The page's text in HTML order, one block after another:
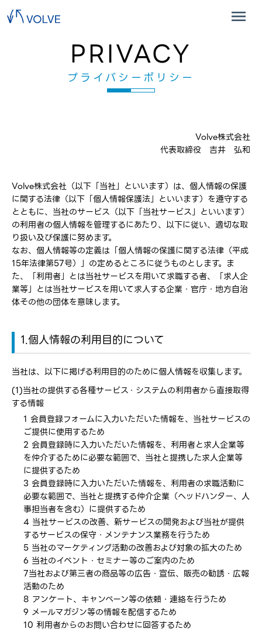
PRIVACY
プライバシーポリシー
Volve株式会社
代表取締役 吉井 弘和
Volve株式会社（以下「当社」といいます）は、個人情報の保護
に関する法律（以下「個人情報保護法」といいます）を遵守する
とともに、当社のサービス（以下「当社サービス」といいます）
の利用者の個人情報を管理するにあたり、以下に従い、適切な取
り扱い及び保護に努めます。
なお、個人情報等の定義は「個人情報の保護に関する法律（平成
15年法律第57号）」の定めるところに従うものとします。ま
た、「利用者」とは当社サービスを用いて求職する者、「求人企
業等」とは当社サービスを用いて求人する企業・官庁・地方自治
体その他の団体を意味します。
1.個人情報の利用目的について
当社は、以下に掲げる利用目的のために個人情報を収集します。
(1)当社の提供する各種サービス・システムの利用者から直接取得
する情報
1 会員登録フォームに入力いただいた情報を、当社サービスの
ご提供に使用するため
2 会員登録時に入力いただいた情報を、利用者と求人企業等
を仲介するために必要な範囲で、当社と提携した求人企業等
に提供するため
3 会員登録時に入力いただいた情報を、利用者の求職活動に
必要な範囲で、当社と提携する仲介企業（ヘッドハンター、人
事担当者を含む）に提供するため
4 当社サービスの改善、新サービスの開発および当社が提供
するサービスの保守・メンテナンス業務を行うため
5 当社のマーケティング活動の改善および対象の拡大のため
6 当社のイベント・セミナー等のご案内のため
7当社および第三者の商品等の広告・宣伝、販売の勧誘・広報
活動のため
8 アンケート、キャンペーン等の依頼・連絡を行うため
9 メールマガジン等の情報を配信するため
10 利用者からのお問い合わせに回答するため